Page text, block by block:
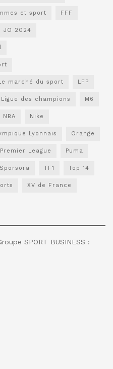
et sport FFF
JO 2024
marché du sport LFP
Ligue des champions M6
NBA Nike
Lyonnais Orange
Premier League Puma
Sporsora TF1 Top 14
XV de France
SPORT BUSINESS :